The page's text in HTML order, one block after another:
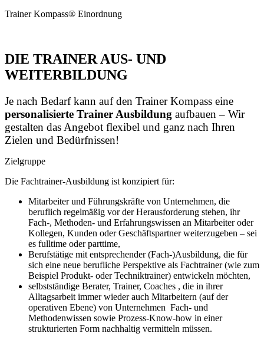
Trainer Kompass® Einordnung
DIE TRAINER AUS- UND
WEITERBILDUNG
Je nach Bedarf kann auf den Trainer Kompass eine
personalisierte Trainer Ausbildung aufbauen – Wir
gestalten das Angebot flexibel und ganz nach Ihren
Zielen und Bedürfnissen!
Zielgruppe
Die Fachtrainer-Ausbildung ist konzipiert für:
Mitarbeiter und Führungskräfte von Unternehmen, die
beruflich regelmäßig vor der Herausforderung stehen, ihr
Fach-, Methoden- und Erfahrungswissen an Mitarbeiter oder
Kollegen, Kunden oder Geschäftspartner weiterzugeben – sei
es fulltime oder parttime,
Berufstätige mit entsprechender (Fach-)Ausbildung, die für
sich eine neue berufliche Perspektive als Fachtrainer (wie zum
Beispiel Produkt- oder Techniktrainer) entwickeln möchten,
selbstständige Berater, Trainer, Coaches , die in ihrer
Alltagsarbeit immer wieder auch Mitarbeitern (auf der
operativen Ebene) von Unternehmen Fach- und
Methodenwissen sowie Prozess-Know-how in einer
strukturierten Form nachhaltig vermitteln müssen.